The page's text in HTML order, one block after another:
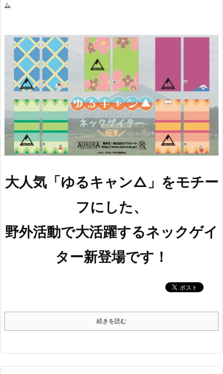
ム
大人気「ゆるキャン△」をモチー
フにした、
野外活動で大活躍するネックゲイ
ター新登場です！
続きを読む